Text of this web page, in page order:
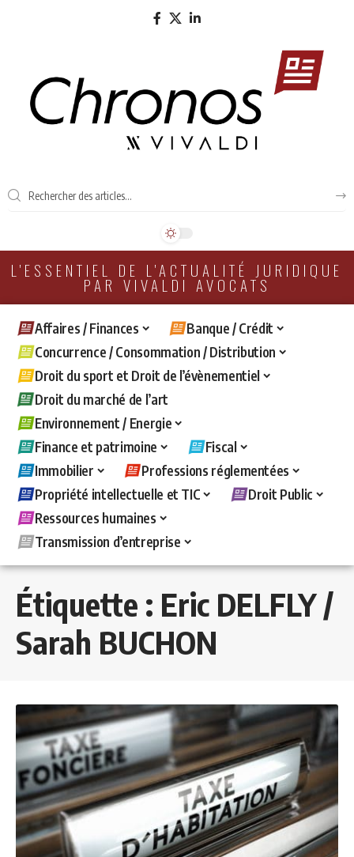
L'ESSENTIEL DE L'ACTUALITÉ JURIDIQUE
PAR VIVALDI AVOCATS
Affaires / Finances
Banque / Crédit
Concurrence / Consommation / Distribution
Droit du sport et Droit de l’évènementiel
Droit du marché de l’art
Environnement / Energie
Finance et patrimoine
Fiscal
Immobilier
Professions réglementées
Propriété intellectuelle et TIC
Droit Public
Ressources humaines
Transmission d’entreprise
Étiquette : Eric DELFLY /
Sarah BUCHON